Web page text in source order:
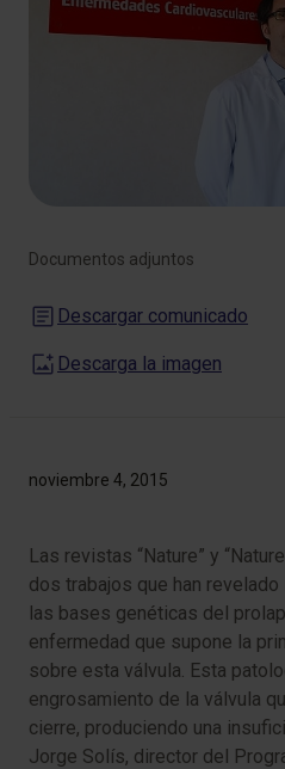
noviembre 4, 2015
Las revistas “Nature” y
dos trabajos que han
las bases genéticas del
enfermedad que supone la
sobre esta válvula. Esta
engrosamiento de la válvula
cierre, produciendo una
Jorge Solís, director del
Documentos adjuntos
Descargar comunicado
Descarga la imagen